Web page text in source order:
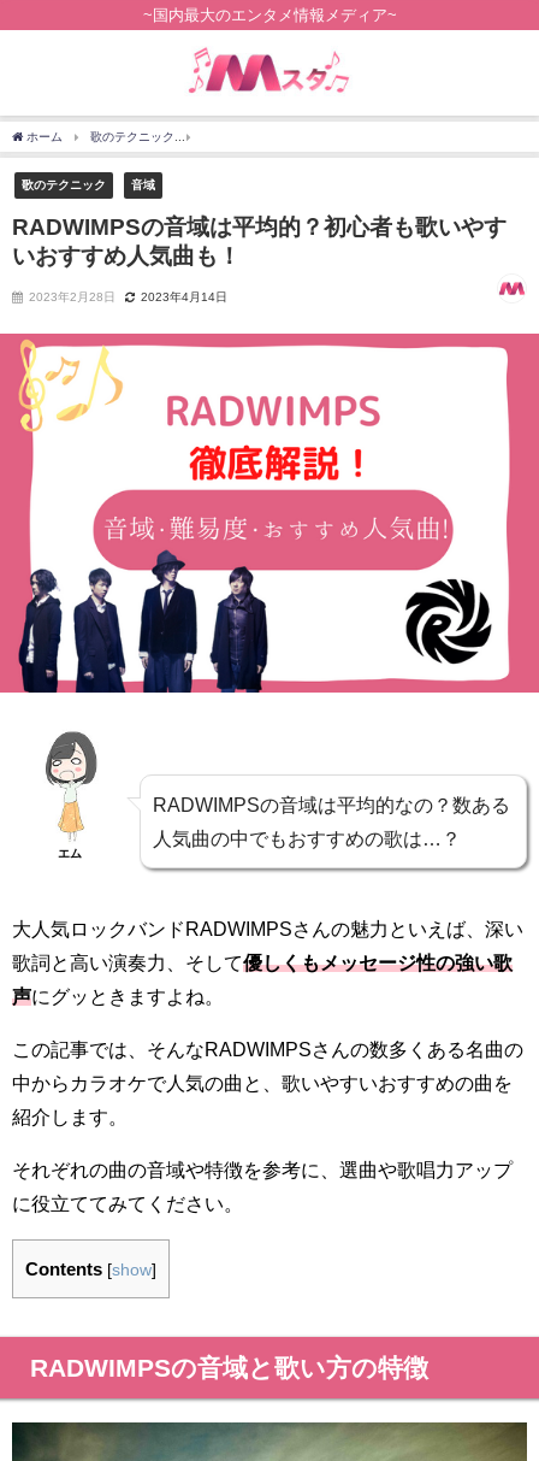
~国内最大のエンタメ情報メディア~
ホーム 歌のテクニック
歌のテクニック 音域
RADWIMPSの音域は平均的？初心者も歌いやす
いおすすめ人気曲も！
2023年2月28日 2023年4月14日
エム
RADWIMPSの音域は平均的なの？数ある
人気曲の中でもおすすめの歌は…？
大人気ロックバンドRADWIMPSさんの魅力といえば、深い
歌詞と高い演奏力、そして優しくもメッセージ性の強い歌
声にグッときますよね。
この記事では、そんなRADWIMPSさんの数多くある名曲の
中からカラオケで人気の曲と、歌いやすいおすすめの曲を
紹介します。
それぞれの曲の音域や特徴を参考に、選曲や歌唱力アップ
に役立ててみてください。
Contents [show]
RADWIMPSの音域と歌い方の特徴